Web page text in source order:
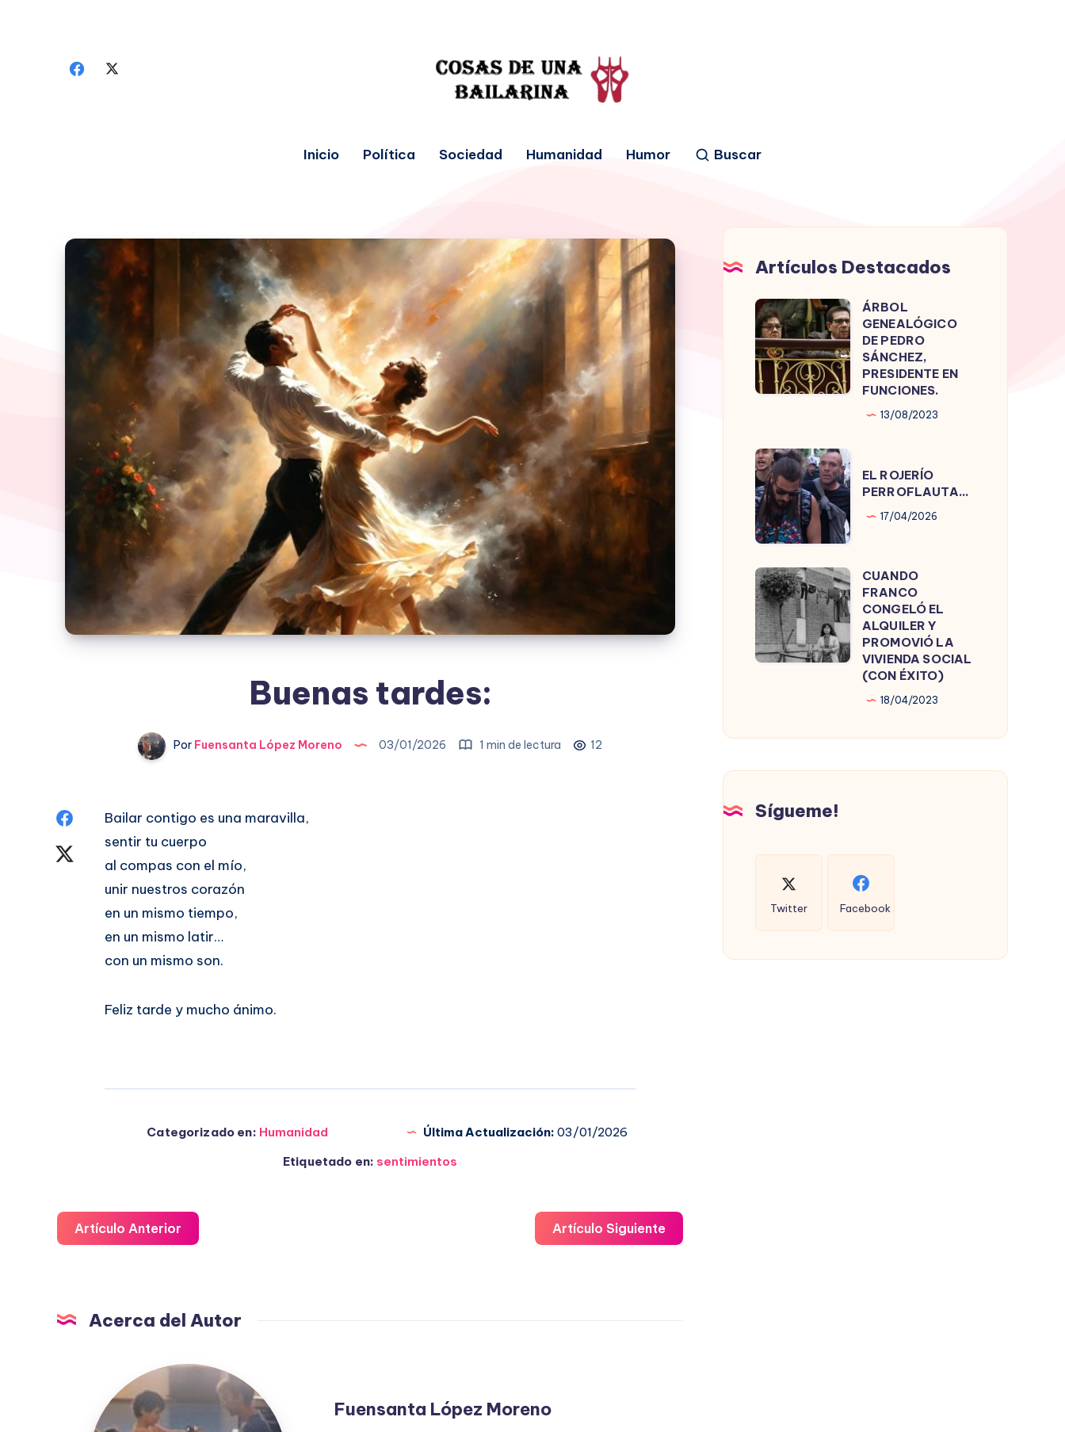
Inicio Política Sociedad Humanidad Humor Buscar
Buenas tardes:
Por Fuensanta López Moreno 03/01/2026 1 min de lectura 12
Compartir
Facebook
Twitter
Bailar contigo es una maravilla,
sentir tu cuerpo
al compas con el mío,
unir nuestros corazón
en un mismo tiempo,
en un mismo latir…
con un mismo son.
Feliz tarde y mucho ánimo.
Categorizado en: Humanidad Última Actualización: 03/01/2026
Etiquetado en: sentimientos
Artículo Anterior Artículo Siguiente
Acerca del Autor
Fuensanta
López
Moreno
Fuensanta López Moreno
Artículos Destacados
ÁRBOL
GENEALÓGICO
DE
PEDRO
SÁNCHEZ,
FUNCIONES.
ÁRBOL
GENEALÓGICO
DE PEDRO
SÁNCHEZ,
PRESIDENTE EN
FUNCIONES.
13/08/2023
EL
ROJERÍO
PERROFLAUTA…
EL ROJERÍO
PERROFLAUTA…
17/04/2026
CUANDO
FRANCO
CONGELÓ
EL
ALQUILER
(CON
ÉXITO)
CUANDO
FRANCO
CONGELÓ EL
ALQUILER Y
PROMOVIÓ LA
VIVIENDA SOCIAL
(CON ÉXITO)
18/04/2023
Sígueme!
Twitter Facebook